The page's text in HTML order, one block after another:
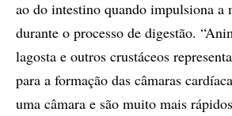
ao do intestino quando impulsiona a
durante o processo de digestão.
lagosta e outros crustáceos
para a formação das câmaras
uma câmara e são muito mais